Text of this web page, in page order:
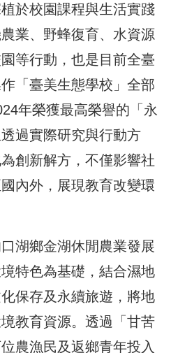
於校園課程與生活實踐
業、野蜂復育、水資源
等行動，也是目前全臺
「臺美生態學校」全部
年榮獲最高榮譽的「永
過實際研究與行動方
創新解方，不僅影響社
內外，展現教育改變環
湖鄉金湖休閒農業發展
特色為基礎，結合濕地
保存及永續旅遊，將地
教育資源。透過「甘苦
農漁民及返鄉青年投入